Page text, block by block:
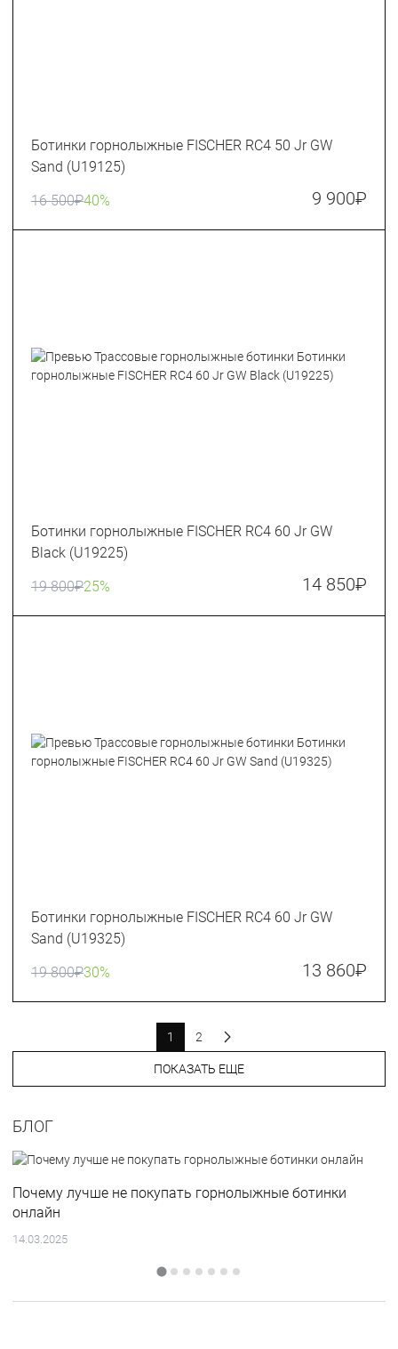
Ботинки горнолыжные FISCHER RC4 50 Jr GW
Sand (U19125)
16 500₽40% 9 900₽
Ботинки горнолыжные FISCHER RC4 60 Jr GW
Black (U19225)
19 800₽25% 14 850₽
Ботинки горнолыжные FISCHER RC4 60 Jr GW
Sand (U19325)
19 800₽30% 13 860₽
ПОКАЗАТЬ ЕЩЕ
1 2
БЛОГ
Почему лучше не покупать горнолыжные ботинки
онлайн
14.03.2025